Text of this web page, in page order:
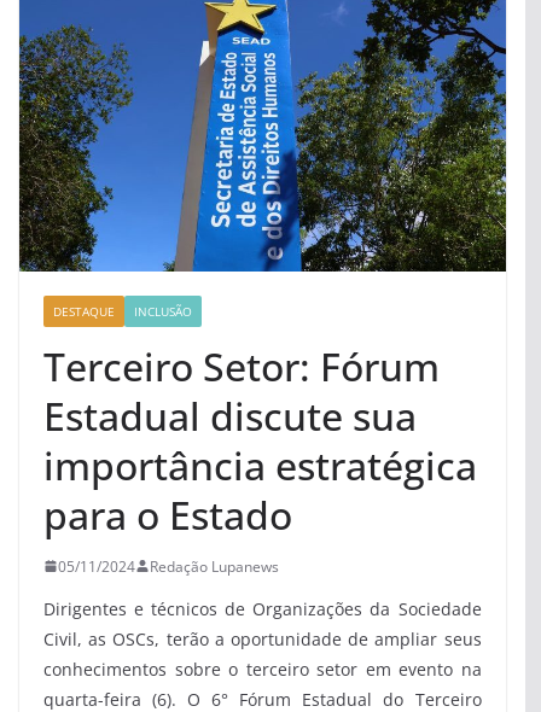
DESTAQUE INCLUSÃO
Terceiro Setor: Fórum
Estadual discute sua
importância estratégica
para o Estado
05/11/2024 Redação Lupanews
Dirigentes e técnicos de Organizações da Sociedade
Civil, as OSCs, terão a oportunidade de ampliar seus
conhecimentos sobre o terceiro setor em evento na
quarta-feira (6). O 6° Fórum Estadual do Terceiro